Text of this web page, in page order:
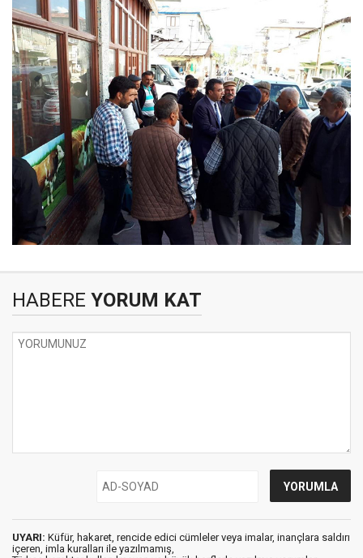
HABERE YORUM KAT
UYARI: Küfür, hakaret, rencide edici cümleler veya imalar, inançlara saldırı
içeren, imla kuralları ile yazılmamış,